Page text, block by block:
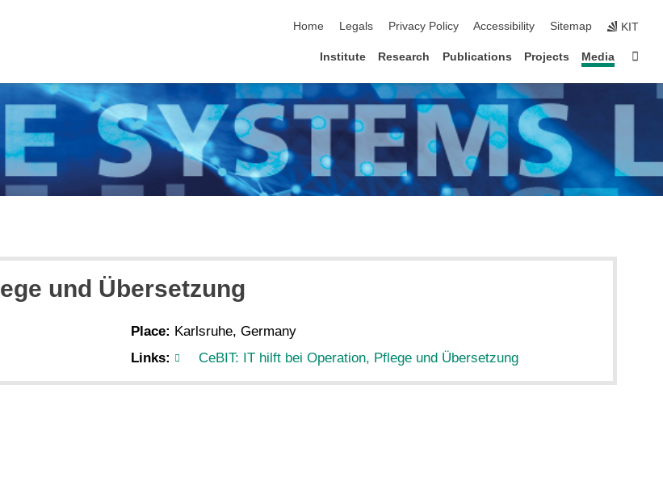
Home
Legals Privacy Policy Accessibility Sitemap KIT
Institute Research Publications Projects Media
und Übersetzung
Place: Karlsruhe, Germany
Links:
CeBIT: IT hilft bei Operation, Pflege und Übersetzung